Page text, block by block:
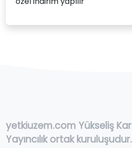
yetkiuzem.com Yükseliş
Yayıncılık ortak kuruluşudur.